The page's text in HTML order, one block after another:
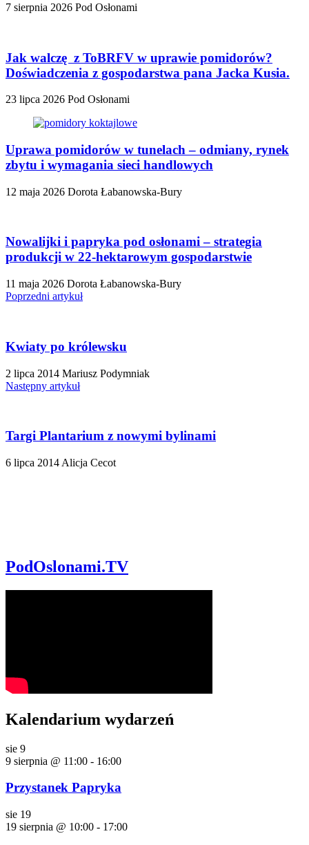
7 sierpnia 2026 Pod Osłonami
Jak walczę z ToBRFV w uprawie pomidorów?
Doświadczenia z gospodarstwa pana Jacka Kusia.
23 lipca 2026 Pod Osłonami
Uprawa pomidorów w tunelach – odmiany, rynek
zbytu i wymagania sieci handlowych
12 maja 2026 Dorota Łabanowska-Bury
Nowalijki i papryka pod osłonami – strategia
produkcji w 22-hektarowym gospodarstwie
11 maja 2026 Dorota Łabanowska-Bury
Poprzedni artykuł
Kwiaty po królewsku
2 lipca 2014 Mariusz Podymniak
Następny artykuł
Targi Plantarium z nowymi bylinami
6 lipca 2014 Alicja Cecot
PodOslonami.TV
Kalendarium wydarzeń
sie 9
9 sierpnia @ 11:00 - 16:00
Przystanek Papryka
sie 19
19 sierpnia @ 10:00 - 17:00